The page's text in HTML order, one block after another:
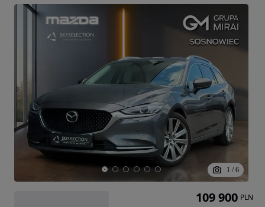
1 / 6
109 900 PLN